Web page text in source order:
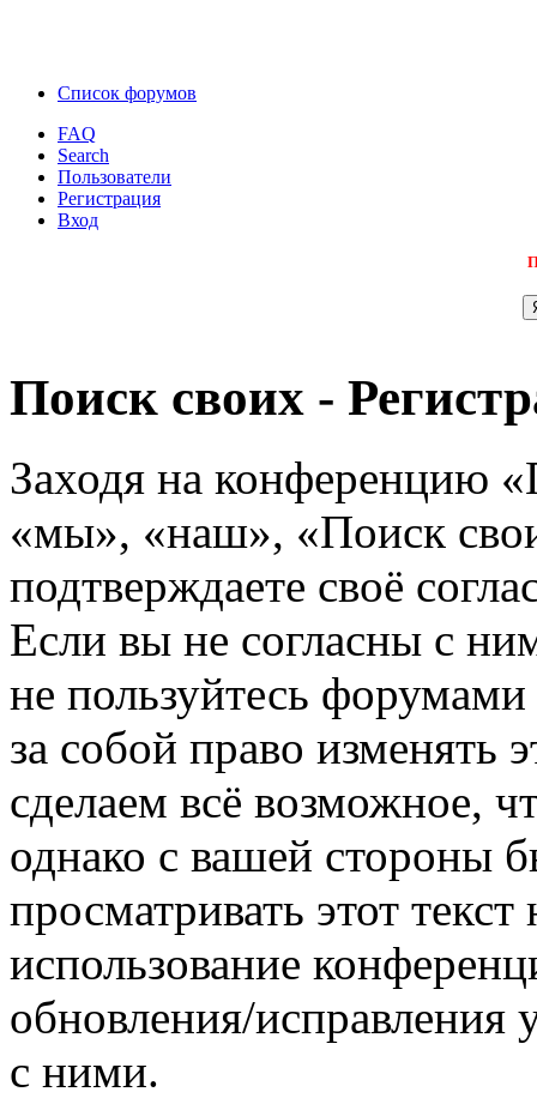
Список форумов
FAQ
Search
Пользователи
Регистрация
Вход
Поиск своих -
Заходя на конференцию
«мы», «наш», «Поиск
подтверждаете своё
Если вы не согласны с
не пользуйтесь
за собой право изменять
сделаем всё возможное,
однако с вашей стороны
просматривать этот
использование
обновления/исправления
с ними.